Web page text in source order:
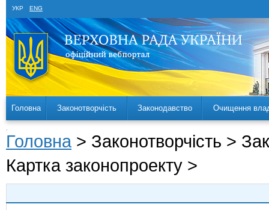
УКР ENG
Головна Законотворчість Законодавство Очищення
Головна > Законотворчість >
Картка законопроекту >